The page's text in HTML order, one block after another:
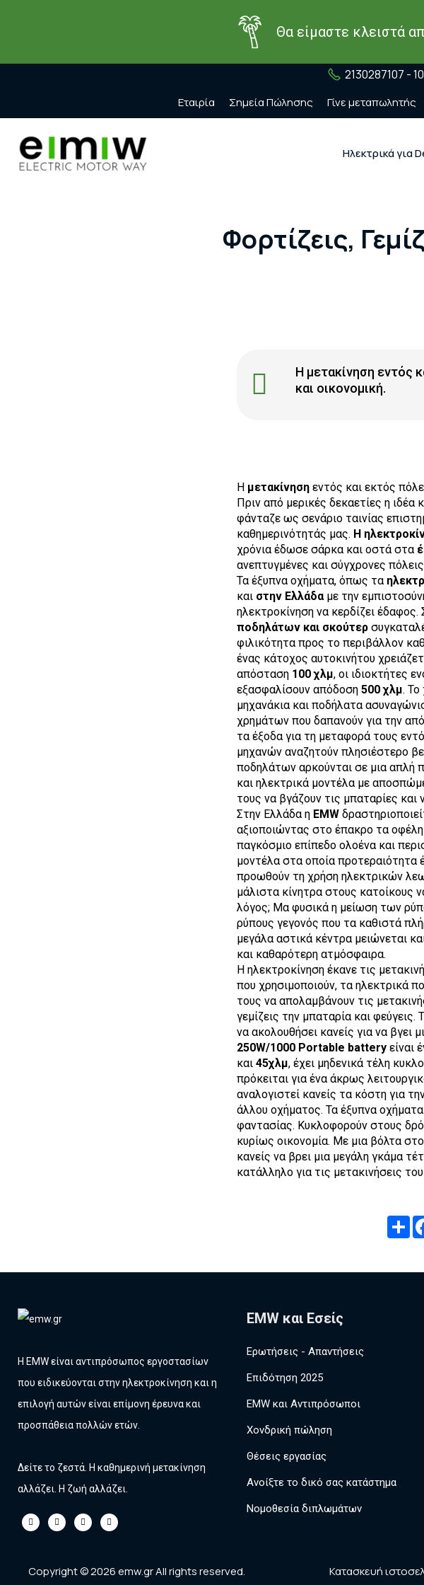
Θα είμαστε κλειστά
2130287107 -
Εταιρία Σημεία Πώλησης Γίνε μεταπωλητής
Ηλεκτρικά για
Φορτίζεις,
Η μετακίνηση εντός
και οικονομική.
Η μετακίνησηεντός και εκτός
Πριν από μερικές δεκαετίες η
φάνταζε ως σενάριο ταινίας
καθημερινότητάς μας. Η
χρόνια έδωσε σάρκα και οστά στα
ανεπτυγμένες και σύγχρονες
Τα έξυπνα οχήματα, όπως τα
και στην Ελλάδαμε την
ηλεκτροκίνηση να κερδίζει
ποδηλάτων και σκούτερ
φιλικότητα προς το περιβάλλον
ένας κάτοχος αυτοκινήτου
απόσταση 100 χλμ, οι ιδιοκτήτες
εξασφαλίσουν απόδοση 500 χλμ. Το
μηχανάκια και ποδήλατα
χρημάτων που δαπανούν για την
τα έξοδα για τη μεταφορά τους
μηχανών αναζητούν πλησιέστερο
ποδηλάτων αρκούνται σε μια απλή
και ηλεκτρικά μοντέλα με
τους να βγάζουν τις μπαταρίες και
Στην Ελλάδα η EMW
αξιοποιώντας στο έπακρο τα
παγκόσμιο επίπεδο ολοένα και
μοντέλα στα οποία προτεραιότητα
προωθούν τη χρήση ηλεκτρικών
μάλιστα κίνητρα στους κατοίκους
λόγος; Μα φυσικά η μείωση των
ρύπους γεγονός που τα καθιστά
μεγάλα αστικά κέντρα μειώνεται
και καθαρότερη ατμόσφαιρα.
Η ηλεκτροκίνηση έκανε τις
που χρησιμοποιούν, τα ηλεκτρικά
τους να απολαμβάνουν τις
γεμίζεις την μπαταρία και
να ακολουθήσει κανείς για να βγει
250W/1000 Portable batteryείναι
και 45χλμ, έχει μηδενικά τέλη
πρόκειται για ένα άκρως
αναλογιστεί κανείς τα κόστη για
άλλου οχήματος. Τα έξυπνα οχήματα
φαντασίας. Κυκλοφορούν στους
κυρίως οικονομία. Με μια βόλτα
κανείς να βρει μια μεγάλη γκάμα
κατάλληλο για τις μετακινήσεις
Η EMW είναι αντιπρόσωπος εργοστασίων
που ειδικεύονται στην ηλεκτροκίνηση και η
επιλογή αυτών είναι επίμονη έρευνα και
προσπάθεια πολλών ετών.
Δείτε το ζεστά. Η καθημερινή μετακίνηση
αλλάζει. Η ζωή αλλάζει.
EMW και Εσείς
Ερωτήσεις - Απαντήσεις
Επιδότηση 2025
EMW και Αντιπρόσωποι
Χονδρική πώληση
Θέσεις εργασίας
Ανοίξτε το δικό σας κατάστημα
Νομοθεσία διπλωμάτων
Copyright © 2026 emw.gr All rights reserved. Κατασκευή